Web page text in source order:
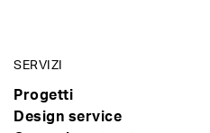
SERVIZI
Progetti
Design service